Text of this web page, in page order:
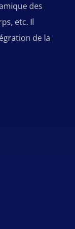
des
etc. Il
de la